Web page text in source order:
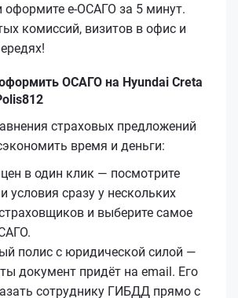
оформите е‑ОСАГО за 5 минут.
комиссий, визитов в офис и
ОСАГО на Hyundai Creta
страховых предложений
время и деньги:
в один клик — посмотрите
условия сразу у нескольких
и выберите самое
полис с юридической силой —
документ придёт на email. Его
сотруднику ГИБДД прямо с